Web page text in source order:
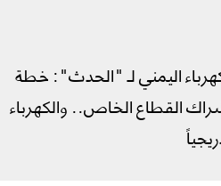
اليمني لـ "الحدث": خطة
القطاع الخاص.. والكهرباء